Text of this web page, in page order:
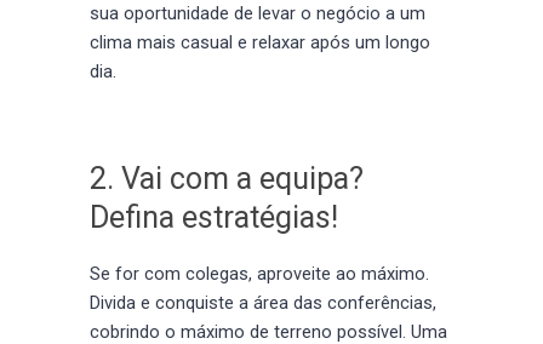
sua oportunidade de levar o negócio a um
clima mais casual e relaxar após um longo
dia.
2. Vai com a equipa?
Defina estratégias!
Se for com colegas, aproveite ao máximo.
Divida e conquiste a área das conferências,
cobrindo o máximo de terreno possível. Uma